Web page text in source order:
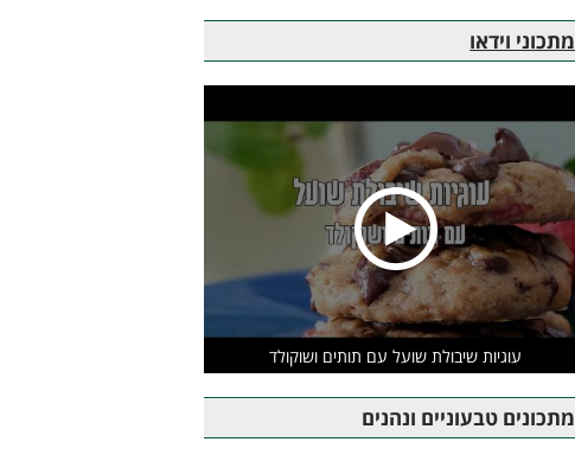
מתכוני וידאו
עוגיות שיבולת שועל עם תותים ושוקולד
מתכונים טבעוניים ונהנים